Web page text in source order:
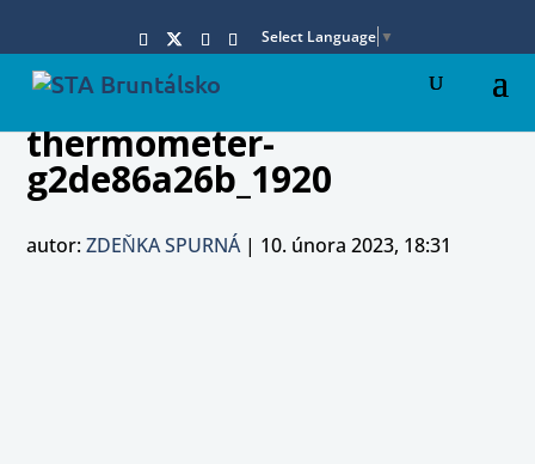
Select Language ▼
thermometer-
g2de86a26b_1920
autor:ZDEŇKA SPURNÁ| 10. února 2023, 18:31